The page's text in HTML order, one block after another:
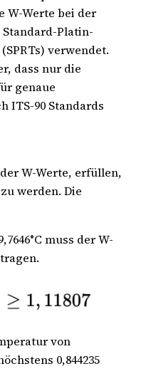
W-Werte bei der
Platin-
verwendet.
dass nur die
genaue
ITS-90 Standards
W-Werte, erfüllen,
werden. Die
muss der W-
von
0,844235